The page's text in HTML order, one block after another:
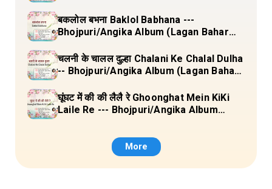
3) Full Lyrics
बकलोल बभना Baklol Babhana ---
Bhojpuri/Angika Album (Lagan Bahar
चलनी के चालल दुल्हा Chalani Ke Chalal Dulha
-- Bhojpuri/Angika Album (Lagan Bahar
घूंघट में की की लैलै रे Ghoonghat Mein KiKi
Laile Re --- Bhojpuri/Angika Album
More